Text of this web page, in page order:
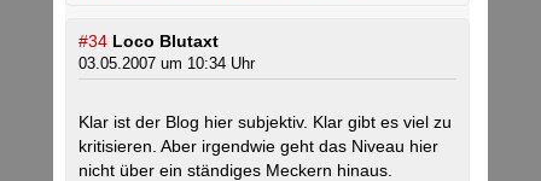
#34 Loco Blutaxt
03.05.2007 um 10:34 Uhr
Klar ist der Blog hier subjektiv. Klar gibt es viel zu
kritisieren. Aber irgendwie geht das Niveau hier
nicht über ein ständiges Meckern hinaus.